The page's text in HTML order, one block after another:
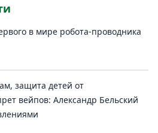
в мире робота-проводника
защита детей от
вейпов: Александр Бельский